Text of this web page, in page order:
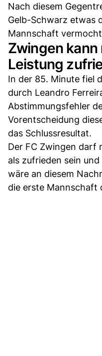
Nach diesem
Gelb-Schwarz etwas
Mannschaft
Zwingen kann
Leistung
In der 85. Minute fiel
durch Leandro
Abstimmungsfehler
Vorentscheidung
das Schlussresultat.
Der FC Zwingen darf
als zufrieden sein
wäre an diesem
die erste Mannschaft